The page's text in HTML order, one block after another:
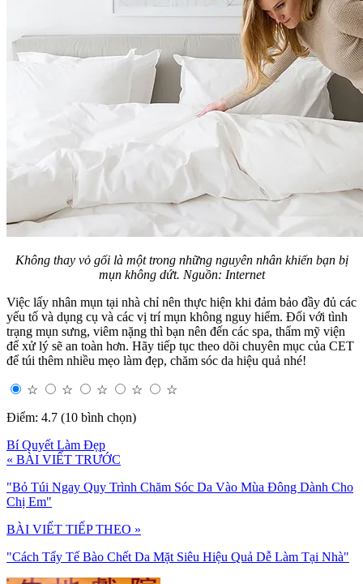
Không thay vỏ gối là một trong những nguyên nhân khiến bạn bị
mụn không dứt. Nguồn: Internet
Việc lấy nhân mụn tại nhà chỉ nên thực hiện khi đảm bảo đầy đủ các
yếu tố và dụng cụ và các vị trí mụn không nguy hiểm. Đối với tình
trạng mụn sưng, viêm nặng thì bạn nên đến các spa, thẩm mỹ viện
để xử lý sẽ an toàn hơn. Hãy tiếp tục theo dõi chuyên mục của CET
để túi thêm nhiều mẹo làm đẹp, chăm sóc da hiệu quả nhé!
☆ ☆ ☆ ☆
☆
Điểm: 4.7 (10 bình chọn)
Bí Quyết Làm Đẹp
« BÀI VIẾT TRƯỚC
"Bỏ Túi Ngay Quy Trình Chăm Sóc Da Vào Mùa Đông Dành Cho
Chị Em"
BÀI VIẾT TIẾP THEO »
"Cách Tẩy Tế Bào Chết Da Mặt Siêu Hiệu Quả Dễ Làm Tại Nhà"